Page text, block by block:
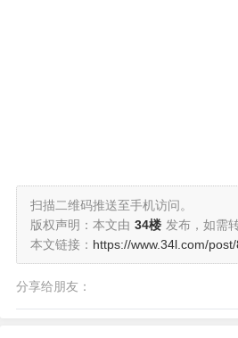
扫描二维码推送至手机访问。
版权声明：本文由 34楼 发布，如需
本文链接： https://www.34l.com/
分享给朋友：